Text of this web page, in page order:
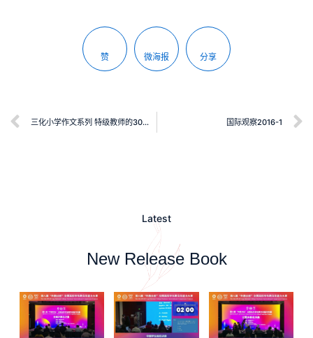
赞 微海报 分享
三化小学作文系列 特级教师的30堂作文训练课（提高篇） 国际观察2016-1
Latest
New Release Book